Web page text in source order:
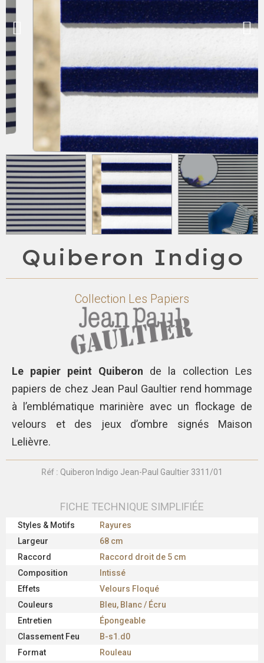
Quiberon Indigo
Collection Les Papiers
Le papier peint Quiberon de la collection Les
papiers de chez Jean Paul Gaultier rend hommage
à l’emblématique marinière avec un flockage de
velours et des jeux d’ombre signés Maison
Lelièvre.
Réf : Quiberon Indigo Jean-Paul Gaultier 3311/01
FICHE TECHNIQUE SIMPLIFIÉE
Styles & Motifs
Rayures
Largeur
68 cm
Raccord
Raccord droit de 5 cm
Composition
Intissé
Effets
Velours Floqué
Couleurs
Bleu, Blanc / Écru
Entretien
Épongeable
Classement Feu
B-s1.d0
Format
Rouleau